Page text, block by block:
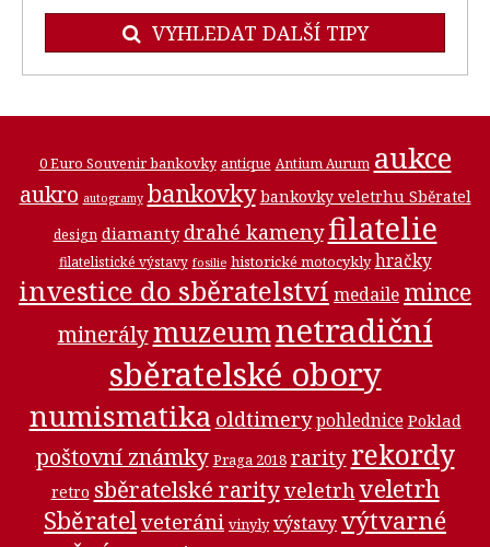
VYHLEDAT DALŠÍ TIPY
0 Euro Souvenir bankovky antique Antium Aurum aukce
aukro autogramy bankovky bankovky veletrhu Sběratel
design diamanty drahé kamenyfilatelie
filatelistické výstavy fosilie historické motocykly hračky
investice do sběratelství medaile mince
minerálymuzeumnetradiční
sběratelské obory
numismatika oldtimery pohlednice Poklad
poštovní známky Praga 2018 rarity rekordy
retro sběratelské rarityveletrhveletrh
Sběratelveteráni vinyly výstavyvýtvarné